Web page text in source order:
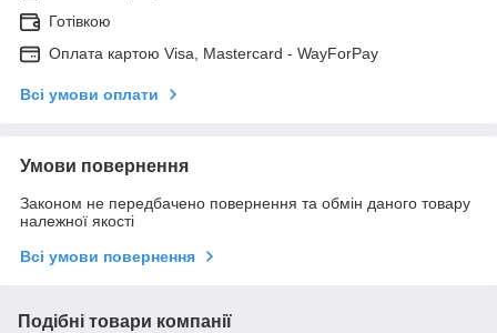
Готівкою
Оплата картою Visa, Mastercard - WayForPay
Всі умови оплати
Умови повернення
Законом не передбачено повернення та обмін даного товару
належної якості
Всі умови повернення
Подібні товари компанії